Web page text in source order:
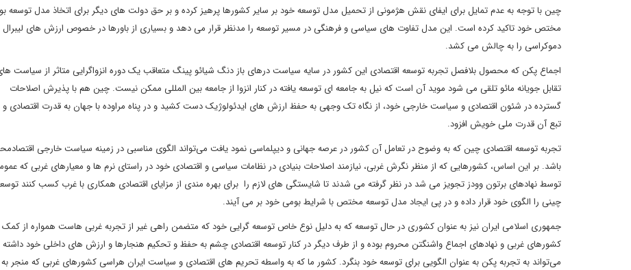
چین با توجه به عدم تمایل برای ایفای نقش هژمونی از تحمیل مدل توسعه خود بر سایر کشورها پرهیز کرده و بر حق دولت های دیگر برای اتخاذ مدل توسعه
مختص خود تاکید کرده است. این مدل تفاوت های سیاسی و فرهنگی در مسیر توسعه را مدنظر قرار می دهد و بسیاری از باورها در خصوص ارزش های لیبرال
دموکراسی را به چالش می کشد.
اجماع پکن که محصول بلافصل تجربه توسعه اقتصادی این کشور در سایه سیاست درهای باز دنگ شیائو پینگ متعاقب یک دوره انزواگرایی متاثر از سیاست
تقابل جویانه مائو تلقی می شود موید آن است که نیل به جامعه ای توسعه یافته در کنار انزوا از جامعه بین المللی ممکن نیست. چین هم با پذیرش اصلاحات
گسترده در شئون اقتصادی و سیاست خارجی خود، از نگاه تک وجهی به حفظ ارزش های ایدئولوژیک دست کشید و در پناه مراوده با جهان به قدرت اقتصادی و
تبع آن قدرت ملی خویش افزود.
تجربه توسعه اقتصادی چین که به وضوح در تعامل آن کشور در عرصه جهانی و دیپلماسی نمود یافت می‌تواند الگوی مناسبی در زمینه سیاست خارجی
باشد. بر این اساس، کشورهایی که از منظر نگرش غربی، نیازمند اصلاحات بنیادی در نظامات سیاسی و اقتصادی خود در راستای نرم ها و معیارهای غربی که
توسط نهادهای برتون وودز تجویز می شد در نظر گرفته می شدند تا شایستگی های لازم را برای بهره مندی از مزایای اقتصادی همکاری با غرب کسب کنند
چینی را الگوی خود قرار داده و در پی ایجاد مدل توسعه مختص با شرایط بومی خود بر می آیند.
جمهوری اسلامی ایران نیز به عنوان کشوری در حال توسعه که به دلیل نوع خاص توسعه گرایی خود که متضمن راهی غیر از تجربه غربی هاست همواره از کمک
کشورهای غربی و نهادهای اجماع واشنگتن محروم بوده و از طرف دیگر در کنار توسعه اقتصادی چشم به حفظ و تحکیم هنجارها و ارزش های داخلی خود
می‌تواند به تجربه پکن به عنوان الگویی برای توسعه خود بنگرد. کشور ما که به واسطه تحریم های اقتصادی و سیاست ایران هراسی کشورهای غربی که منجر به